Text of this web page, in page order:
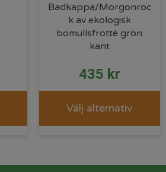
Badkappa/Morgonroc
k av ekologisk
bomullsfrotté grön
kant
435 kr
Välj alternativ